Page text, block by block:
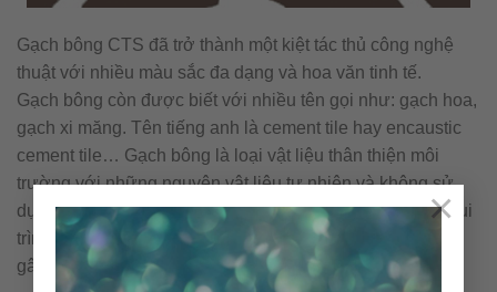
×
Gạch bông CTS đã trở thành một kiệt tác thủ công nghệ
thuật với nhiều màu sắc đa dạng và hoa văn tinh tế.
Gạch bông còn được biết với nhiều tên gọi như: gạch hoa,
gạch xi măng. Tên tiếng anh là cement tile hay encaustic
cement tile… Gạch bông là loại vật liệu thân thiện môi
trường với những nguyên vật liệu tự nhiên và không sử
dụng nhiên liệu đốt trong quá trình sản xuất. Cấu tạo & qui
trình nên viên gạch bông được sản xuất thủ công không
gây ra ô nhiễm môi trường.